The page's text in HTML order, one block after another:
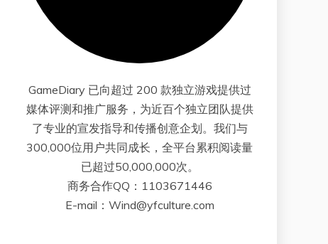
GameDiary 已向超过 200 款独立游戏提供过
媒体评测和推广服务，为近百个独立团队提供
了专业的宣发指导和传播创意企划。我们与
300,000位用户共同成长，全平台累积阅读量
已超过50,000,000次。
商务合作QQ：1103671446
E-mail：Wind@yfculture.com